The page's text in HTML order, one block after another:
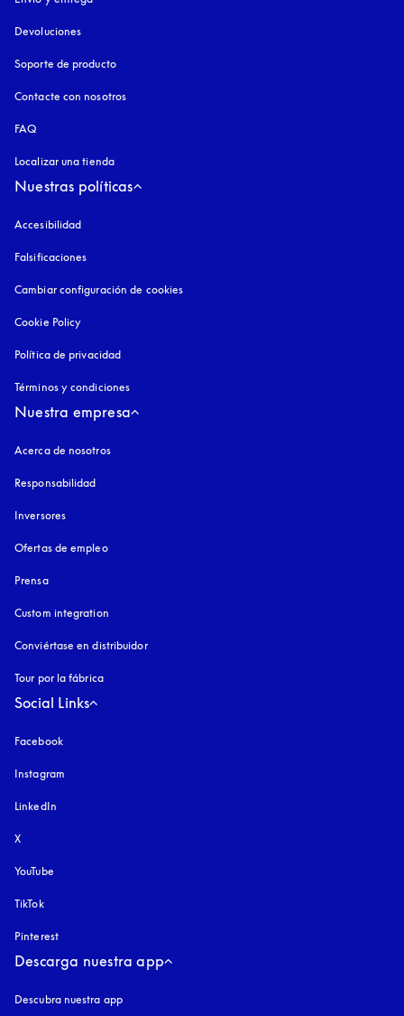
Devoluciones
Soporte de producto
Contacte con nosotros
FAQ
Localizar una tienda
Nuestras políticas
Accesibilidad
Falsificaciones
Cambiar configuración de cookies
Cookie Policy
Política de privacidad
Términos y condiciones
Nuestra empresa
Acerca de nosotros
Responsabilidad
Inversores
Ofertas de empleo
Prensa
Custom integration
Conviértase en distribuidor
Tour por la fábrica
Social Links
Facebook
Instagram
LinkedIn
X
YouTube
TikTok
Pinterest
Descarga nuestra app
Descubra nuestra app